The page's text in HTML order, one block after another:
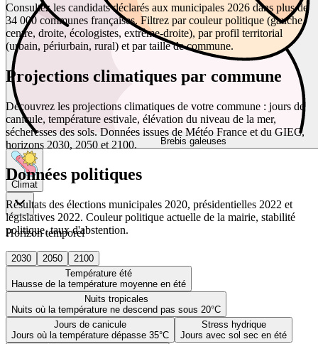
Brebis galeuses
Climat
Horizon temporel
2030 2050
2100
Température été
Hausse de la température moyenne en été
Nuits tropicales
Nuits où la température ne descend pas sous 20°C
Jours de canicule
Jours où la température dépasse 35°C
Stress hydrique
Jours avec sol sec en été
Consultez les candidats déclarés aux municipales 2026 dans plus de
34 000 communes françaises. Filtrez par couleur politique (gauche,
centre, droite, écologistes, extrême-droite), par profil territorial
(urbain, périurbain, rural) et par taille de commune.
Projections climatiques par commune
Découvrez les projections climatiques de votre commune : jours de
canicule, température estivale, élévation du niveau de la mer,
sécheresses des sols. Données issues de Météo France et du GIEC,
horizons 2030, 2050 et 2100.
Données politiques
Résultats des élections municipales 2020, présidentielles 2022 et
législatives 2022. Couleur politique actuelle de la mairie, stabilité
politique, taux d'abstention.